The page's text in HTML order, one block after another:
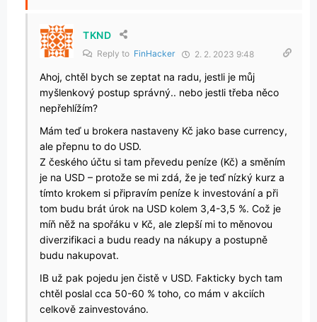
TKND
Reply to FinHacker 2. 2. 2023 9:48
Ahoj, chtěl bych se zeptat na radu, jestli je můj
myšlenkový postup správný.. nebo jestli třeba něco
nepřehlížím?
Mám teď u brokera nastaveny Kč jako base currency,
ale přepnu to do USD.
Z českého účtu si tam převedu peníze (Kč) a směním
je na USD – protože se mi zdá, že je teď nízký kurz a
tímto krokem si připravím peníze k investování a při
tom budu brát úrok na USD kolem 3,4-3,5 %. Což je
míň něž na spořáku v Kč, ale zlepší mi to měnovou
diverzifikaci a budu ready na nákupy a postupně
budu nakupovat.
IB už pak pojedu jen čistě v USD. Fakticky bych tam
chtěl poslal cca 50-60 % toho, co mám v akciích
celkově zainvestováno.